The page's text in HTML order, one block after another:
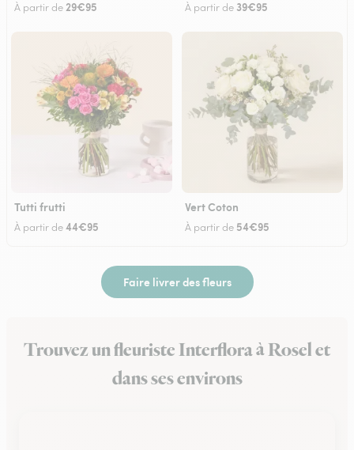
À partir de29€95 À partir de 39€95
Tutti frutti
À partir de44€95
Vert Coton
À partir de 54€95
Faire livrer des fleurs
Trouvez un fleuriste Interflora à Rosel et
dans ses environs